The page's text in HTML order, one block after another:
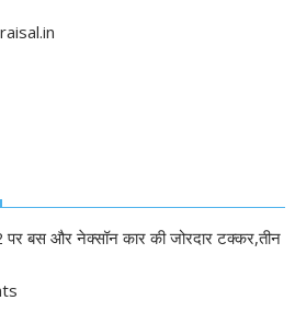
बस और नेक्सॉन कार की जोरदार टक्कर,तीन